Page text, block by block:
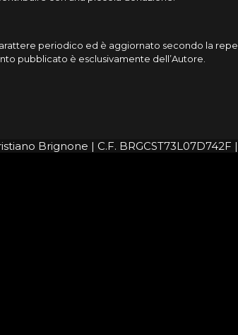
periodico ed è aggiornato secondo la
pubblicato è esclusivamente dell’Autore.
Brignone | C.F. BRGCST73L07D742F